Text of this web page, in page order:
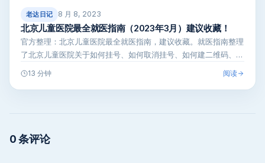
老达日记 8 月 8, 2023
北京儿童医院最全就医指南（2023年3月）建议收藏！
官方整理：北京儿童医院最全就医指南，建议收藏。就医指南整理
了北京儿童医院关于如何挂号、如何取消挂号、如何建二维码、如
13 分钟 阅读
0 条评论